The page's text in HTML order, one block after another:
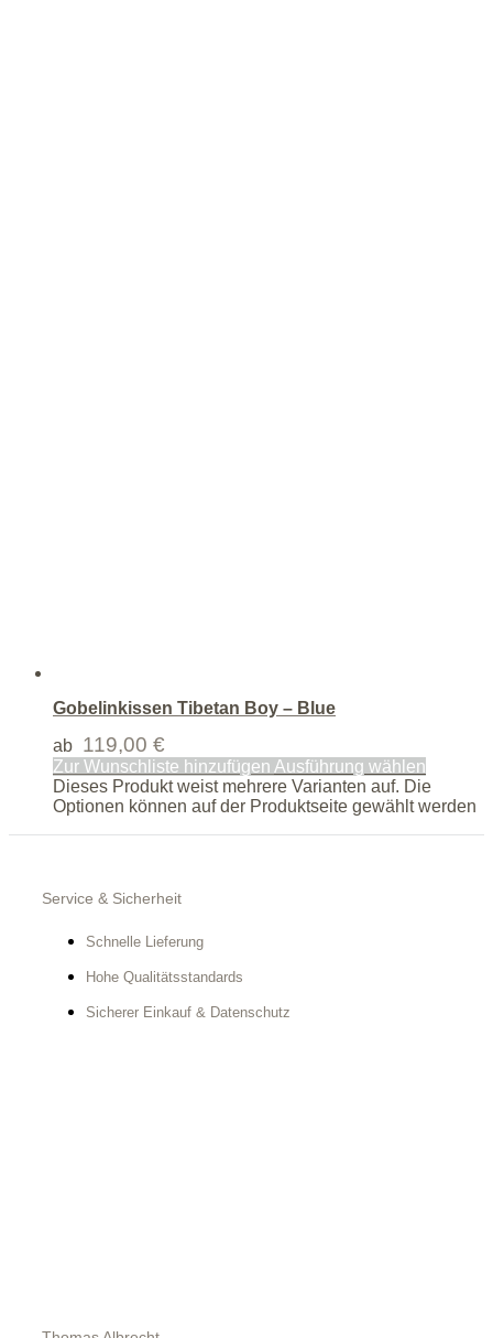
Gobelinkissen Tibetan Boy – Blue
ab 119,00 €
Zur Wunschliste hinzufügen Ausführung wählen
Dieses Produkt weist mehrere Varianten auf. Die
Optionen können auf der Produktseite gewählt werden
Service & Sicherheit
Schnelle Lieferung
Hohe Qualitätsstandards
Sicherer Einkauf & Datenschutz